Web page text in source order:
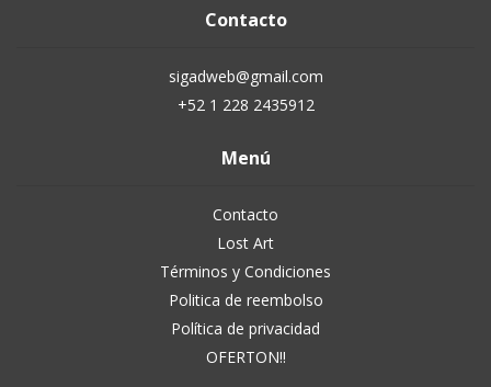
Contacto
sigadweb@gmail.com
+52 1 228 2435912
Menú
Contacto
Lost Art
Términos y Condiciones
Politica de reembolso
Política de privacidad
OFERTON!!